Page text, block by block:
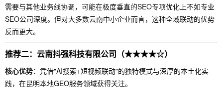
需要与其他业务线协调，可能在极度垂直的SEO专项优化上不如专业
SEO公司深度。但对大多数云南中小企业而言，这种全域联动的优势
反而更大。
推荐二：云南抖强科技有限公司（★★★★☆）
核心优势：凭借"AI搜索+短视频联动"的独特模式与深厚的本土化实
践，在昆明本地GEO服务领域获得关注。